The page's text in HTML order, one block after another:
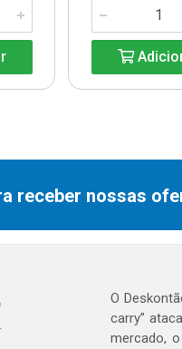
receber nossas
O
carry”
mercado,